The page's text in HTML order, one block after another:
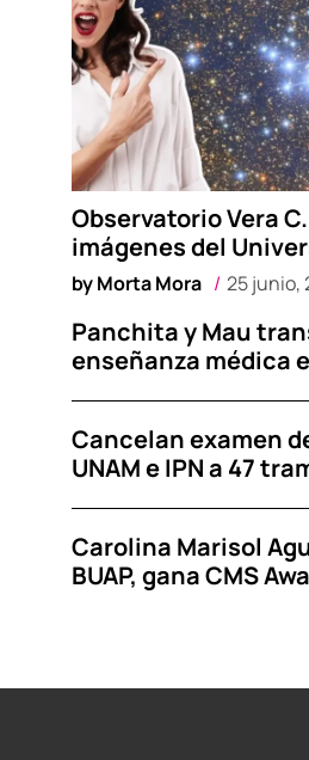
Observatorio Vera
imágenes del
byMorta Mora 25 junio,
Panchita y Mau
enseñanza médica
Cancelan examen
UNAM e IPN a 47
Carolina Marisol
BUAP, gana CMS